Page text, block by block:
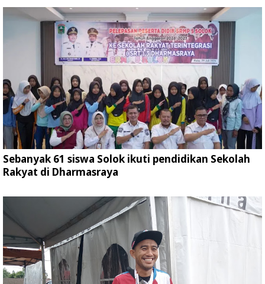
Sebanyak 61 siswa Solok ikuti pendidikan Sekolah
Rakyat di Dharmasraya